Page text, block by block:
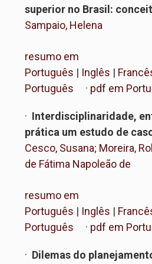
superior no Brasil:
Sampaio, Helena
resumo em
Português | Inglês |
Português · pdf em
· Interdisciplinaridade,
prática um estudo de
Cesco, Susana; Moreira,
de Fátima Napoleão de
resumo em
Português | Inglês |
Português · pdf em
· Dilemas do